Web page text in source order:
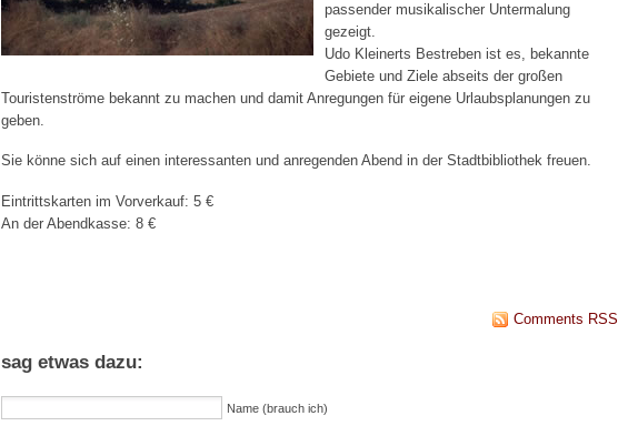
passender musikalischer Untermalung
gezeigt.
Udo Kleinerts Bestreben ist es, bekannte
Gebiete und Ziele abseits der großen
Touristenströme bekannt zu machen und damit Anregungen für eigene Urlaubsplanungen zu
geben.
Sie könne sich auf einen interessanten und anregenden Abend in der Stadtbibliothek freuen.
Eintrittskarten im Vorverkauf: 5 €
An der Abendkasse: 8 €
Comments RSS
sag etwas dazu:
Name (brauch ich)